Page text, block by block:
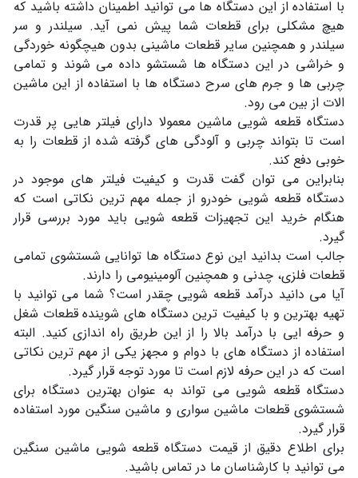
با استفاده از این دستگاه ها می توانید اطمینان داشته باشید که
هیچ مشکلی برای قطعات شما پیش نمی آید. سیلندر و سر
سیلندر و همچنین سایر قطعات ماشینی بدون هیچگونه خوردگی
و خراشی در این دستگاه ها شستشو داده می شوند و تمامی
چربی ها و جرم های سرح دستگاه ها با استفاده از این ماشین
الات از بین می رود.
دستگاه قطعه شویی ماشین معمولا دارای فیلتر هایی پر قدرت
است تا بتواند چربی و آلودگی های گرفته شده از قطعات را به
خوبی دفع کند.
بنابراین می توان گفت قدرت و کیفیت فیلتر های موجود در
دستگاه قطعه شویی خودرو از جمله مهم ترین نکاتی است که
هنگام خرید این تجهیزات قطعه شویی باید مورد بررسی قرار
گیرد.
جالب است بدانید این نوع دستگاه ها توانایی شستشوی تمامی
قطعات فلزی، چدنی و همچنین آلومینیومی را دارند.
آیا می دانید درآمد قطعه شویی چقدر است؟ شما می توانید با
تهیه بهترین و با کیفیت ترین دستگاه های شوینده قطعات شغل
و حرفه ایی با درآمد بالا را از این طریق راه اندازی کنید. البته
استفاده از دستگاه های با دوام و مجهز یکی از مهم ترین نکاتی
است که در این حرفه لازم است تا مورد توجه قرار گیرد.
دستگاه قطعه شویی می تواند به عنوان بهترین دستگاه برای
شستشوی قطعات ماشین سواری و ماشین سنگین مورد استفاده
قرار گیرد.
برای اطلاع دقیق از قیمت دستگاه قطعه شویی ماشین سنگین
می توانید با کارشناسان ما در تماس باشید.